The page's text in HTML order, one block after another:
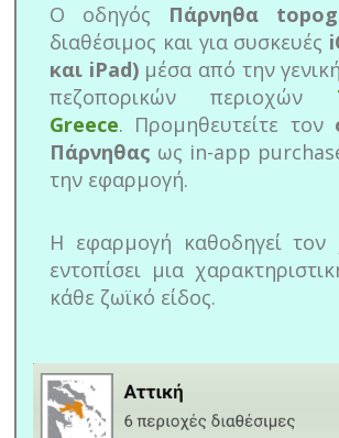
Ο οδηγός Πάρνηθα
διαθέσιμος και για συσκευές
και iPad)μέσα από την
πεζοπορικών περιοχών
Greece. Προμηθευτείτε τον
Πάρνηθας ως in-app
την εφαρμογή.
Η εφαρμογή καθοδηγεί τον
εντοπίσει μια
κάθε ζωϊκό είδος.